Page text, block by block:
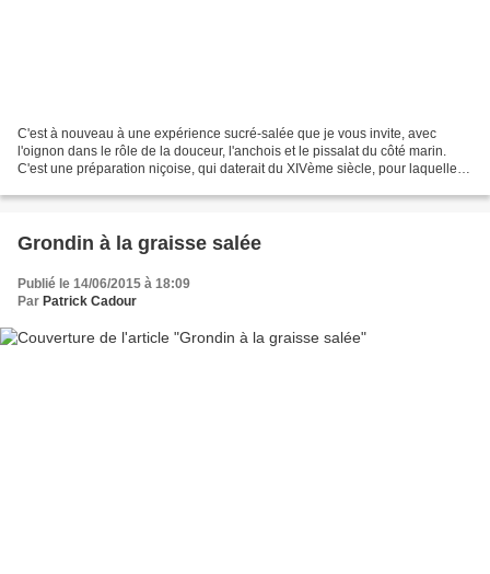
C'est à nouveau à une expérience sucré-salée que je vous invite, avec
l'oignon dans le rôle de la douceur, l'anchois et le pissalat du côté marin.
C'est une préparation niçoise, qui daterait du XIVème siècle, pour laquelle
Grondin à la graisse salée
Publié le 14/06/2015 à 18:09
Par Patrick Cadour